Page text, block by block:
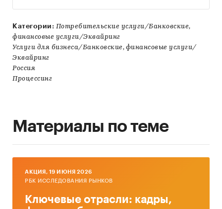
Категории: Потребительские услуги/Банковские,
финансовые услуги/Эквайринг
Услуги для бизнеса/Банковские, финансовые услуги/
Эквайринг
Россия
Процессинг
Материалы по теме
AКЦИЯ, 19 ИЮНЯ 2026
РБК ИССЛЕДОВАНИЯ РЫНКОВ
Ключевые отрасли: кадры,